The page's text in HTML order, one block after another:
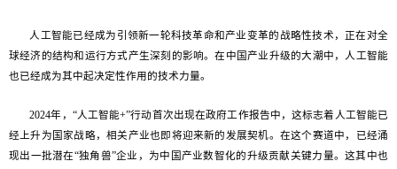
人工智能已经成为引领新一轮科技革命和产业变革的战略性技术，正在对全
球经济的结构和运行方式产生深刻的影响。在中国产业升级的大潮中，人工智能
也已经成为其中起决定性作用的技术力量。
2024年，“人工智能+”行动首次出现在政府工作报告中，这标志着人工智能已
经上升为国家战略，相关产业也即将迎来新的发展契机。在这个赛道中，已经涌
现出一批潜在“独角兽”企业，为中国产业数智化的升级贡献关键力量。这其中也